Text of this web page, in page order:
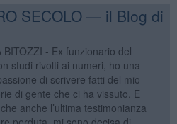
SECOLO — il Blog di
BITOZZI - Ex funzionario del
studi rivolti ai numeri, ho una
di scrivere fatti del mio
di gente che ci ha vissuto. E
anche l’ultima testimonianza